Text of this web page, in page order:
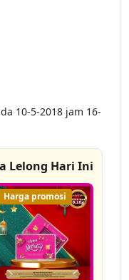
10-5-2018 jam 16-
Lelong Hari Ini
Harga promosi